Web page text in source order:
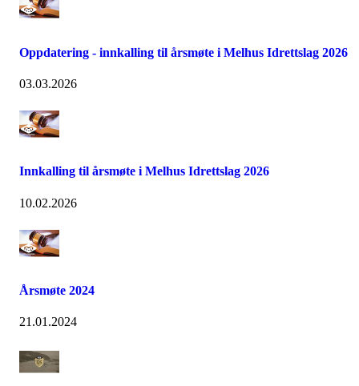
Oppdatering - innkalling til årsmøte i Melhus Idrettslag 2026
03.03.2026
Innkalling til årsmøte i Melhus Idrettslag 2026
10.02.2026
Årsmøte 2024
21.01.2024